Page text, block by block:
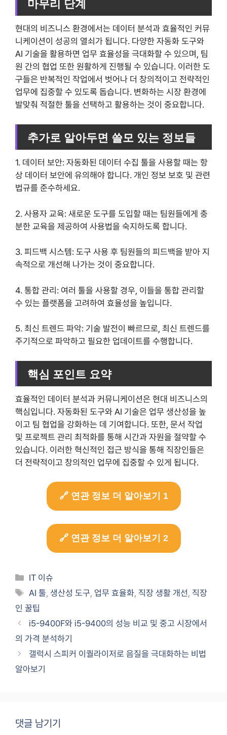
현대의 비즈니스 환경에서는 데이터 분석과 효율적인 커뮤
니케이션이 성공의 열쇠가 됩니다. 다양한 자동화 도구와
AI 기술을 활용하면 업무 효율성을 극대화할 수 있으며, 팀
원 간의 협업 또한 원활하게 진행될 수 있습니다. 이러한 도
구들은 반복적인 작업에서 벗어나 더 창의적이고 전략적인
업무에 집중할 수 있도록 돕습니다. 변화하는 시장 환경에
발맞춰 적절한 툴을 선택하고 활용하는 것이 중요합니다.
추가로 알아두면 쓸모 있는 정보들
1. 데이터 보안: 자동화된 데이터 수집 툴을 사용할 때는 항
상 데이터 보안에 유의해야 합니다. 개인 정보 보호 및 관련
법규를 준수하세요.
2. 사용자 교육: 새로운 도구를 도입할 때는 팀원들에게 충
분한 교육을 제공하여 사용법을 숙지하도록 합니다.
3. 피드백 시스템: 도구 사용 후 팀원들의 피드백을 받아 지
속적으로 개선해 나가는 것이 중요합니다.
4. 통합 관리: 여러 툴을 사용할 경우, 이들을 통합 관리할
수 있는 플랫폼을 고려하여 효율성을 높입니다.
5. 최신 트렌드 파악: 기술 발전이 빠르므로, 최신 트렌드를
주기적으로 파악하고 필요한 업데이트를 수행합니다.
핵심 포인트 요약
효율적인 데이터 분석과 커뮤니케이션은 현대 비즈니스의
핵심입니다. 자동화된 도구와 AI 기술은 업무 생산성을 높
이고 팀 협업을 강화하는 데 기여합니다. 또한, 문서 작업
및 프로젝트 관리 최적화를 통해 시간과 자원을 절약할 수
있습니다. 이러한 혁신적인 접근 방식을 통해 직장인들은
더 전략적이고 창의적인 업무에 집중할 수 있게 됩니다.
🔗 연관 정보 더 알아보기 1
🔗 연관 정보 더 알아보기 2
카
테
리
IT 이슈
태
그
AI 툴 생산성 도구 ,업무 효율화 직장 생활 개선 직장
인 꿀팁
i5-9400F와 i5-9400의 성능 비교 및 중고 시장에서
의 가격 분석하기
갤럭시 스피커 이퀄라이저로 음질을 극대화하는 비법
알아보기
댓글 남기기